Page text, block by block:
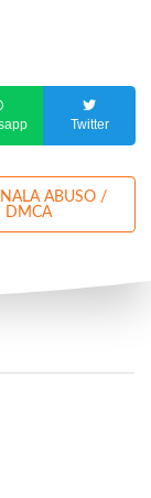
Twitter
DMCA